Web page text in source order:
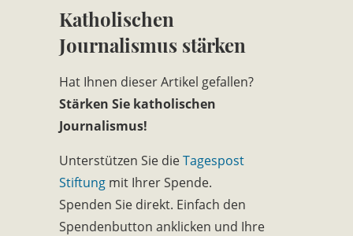
Katholischen
Journalismus stärken
Hat Ihnen dieser Artikel gefallen?
Stärken Sie katholischen
Journalismus!
Unterstützen Sie dieTagespost
Stiftung mit Ihrer Spende.
Spenden Sie direkt. Einfach den
Spendenbutton anklicken und Ihre